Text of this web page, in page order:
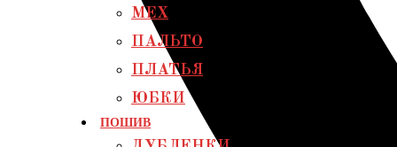
МЕХ
ПАЛЬТО
ПЛАТЬЯ
ЮБКИ
ПОШИВ